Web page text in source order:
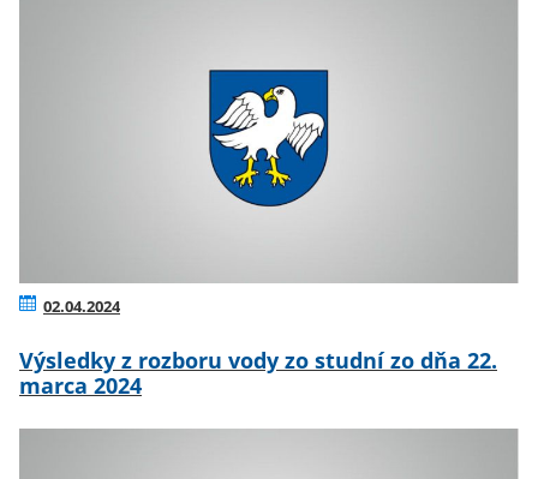
02.04.2024
Výsledky z rozboru vody zo studní zo dňa 22.
marca 2024